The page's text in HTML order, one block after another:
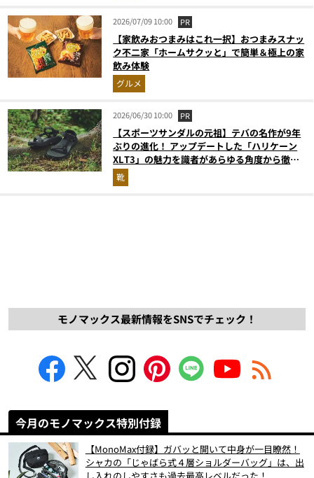
2026/07/09 10:00 PR
【家飲みおつまみはこれ一択】おつまみスナッ
ク不二家「ホームサクッと」で簡単＆極上の家
飲み体験
グルメ
2026/06/30 10:00 PR
【スポーツサンダルの元祖】テバの名作が9年
ぶりの進化！ アップデートした「ハリケーン
XLT3」の魅力を識者があらゆる角度から徹底
解説！
靴
モノマックス最新情報をSNSでチェック！
今月のモノマックス特別付録
【MonoMax付録】ガバッと開いて中身が一目瞭然！
シャカの「じゃばら式４層ショルダーバッグ」は、出
し入れのしやすさも過去最高レベルだった！